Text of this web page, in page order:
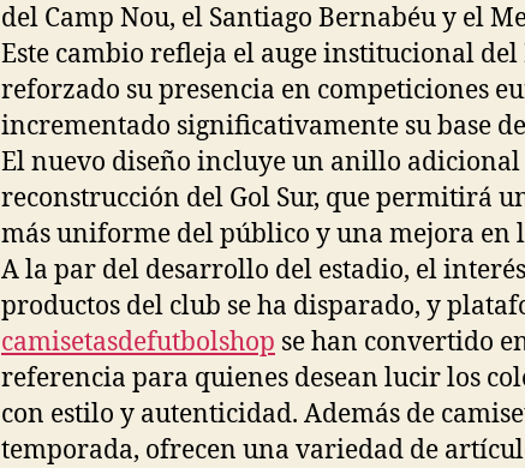
del Camp Nou, el Santiago Bernabéu y el
Este cambio refleja el auge institucional del
reforzado su presencia en competiciones
incrementado significativamente su base
El nuevo diseño incluye un anillo adicional
reconstrucción del Gol Sur, que permitirá
más uniforme del público y una mejora en
A la par del desarrollo del estadio, el
productos del club se ha disparado, y
camisetasdefutbolshop se han convertido
referencia para quienes desean lucir los
con estilo y autenticidad. Además de
temporada, ofrecen una variedad de